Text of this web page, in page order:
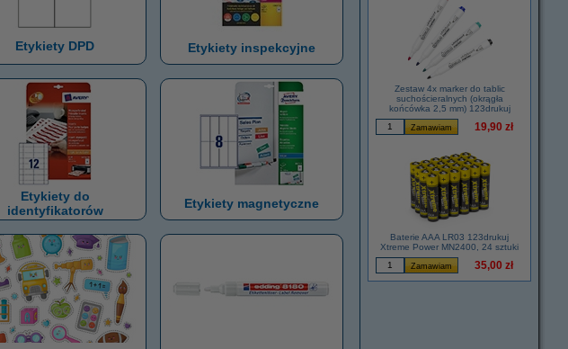
Etykiety DPD Etykiety inspekcyjne
Etykiety do
identyfikatorów
Etykiety magnetyczne
Zestaw 4x marker do tablic
suchościeralnych (okrągła
końcówka 2,5 mm) 123drukuj
19,90 zł
Baterie AAA LR03 123drukuj
Xtreme Power MN2400, 24 sztuki
35,00 zł